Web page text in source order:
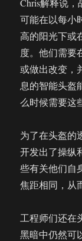
Chris解释说
可能在以每小
高的阳光下或
度。他们需要
或做出改变，
息的智能头盔
么时候需要这
为了在头盔的
开发出了操纵
些有关他们自
焦距相同，从
工程师们还在
黑暗中仍然可